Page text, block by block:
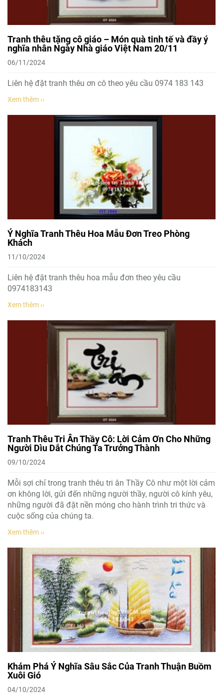
Tranh thêu tặng cô giáo – Món quà tinh tế và đầy ý
nghĩa nhân Ngày Nhà giáo Việt Nam 20/11
06/11/2024
Liên hệ đặt tranh thêu ơn cô theo yêu cầu 0974 183 143
Xem thêm ››
Ý Nghĩa Tranh Thêu Hoa Mẫu Đơn Treo Phòng
Khách
11/10/2024
Liên hệ đặt tranh thêu hoa mẫu đơn theo yêu cầu
0974183143
Xem thêm ››
Tranh Thêu Tri Ân Thầy Cô: Lời Cảm Ơn Cho Những
Người Dìu Dắt Chúng Ta Trưởng Thành
09/10/2024
Mỗi sợi chỉ trong tranh thêu tri ân Thầy Cô như một lời cảm
ơn không lời, gửi đến những người thầy, người cô kính yêu,
những người đã đặt nền móng cho hành trình tri thức và
cuộc sống của chúng ta.
Xem thêm ››
Khám Phá Ý Nghĩa Sâu Sắc Của Tranh Thuận Buồm
Xuôi Gió
04/10/2024